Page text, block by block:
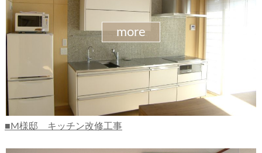
more
M様邸 キッチン改修工事